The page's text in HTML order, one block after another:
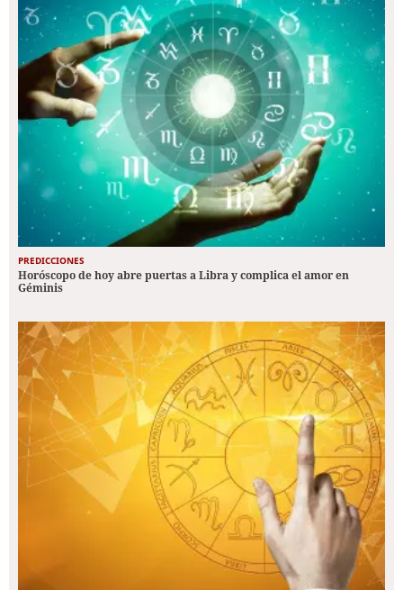
PREDICCIONES
Horóscopo de hoy abre puertas a Libra y complica el amor en
Géminis